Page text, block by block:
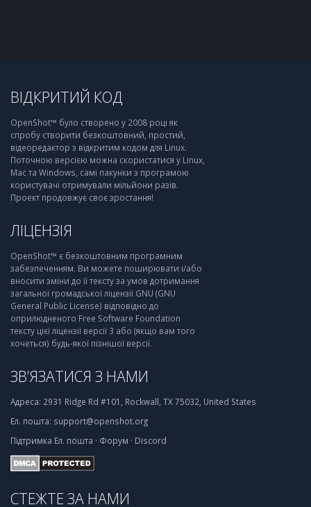
ВІДКРИТИЙ КОД
OpenShot™ було створено у 2008 році як
спробу створити безкоштовний, простий,
відеоредактор з відкритим кодом для Linux.
Поточною версією можна скористатися у Linux,
Mac та Windows, самі пакунки з програмою
користувачі отримували мільйони разів.
Проект продовжує своє зростання!
ЛІЦЕНЗІЯ
OpenShot™ є безкоштовним програмним
забезпеченням. Ви можете поширювати і/або
вносити зміни до її тексту за умов дотримання
загальної громадської ліцензії GNU (GNU
General Public License) відповідно до
оприлюдненого Free Software Foundation
тексту цієї ліцензії версії 3 або (якщо вам того
хочеться) будь-якої пізнішої версії.
ЗВ’ЯЗАТИСЯ З НАМИ
Адреса: 2931 Ridge Rd #101, Rockwall, TX 75032, United States
Ел. пошта: support@openshot.org
Підтримка Ел. пошта · Форум · Discord
СТЕЖТЕ ЗА НАМИ